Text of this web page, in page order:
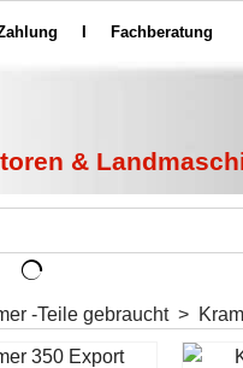
I Fachberatung
&
-Teile gebraucht>